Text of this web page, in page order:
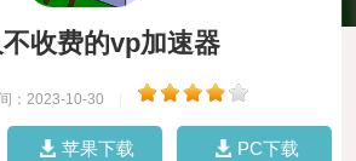
收费的vp加速器
：2023-10-30
苹果下载 PC下载